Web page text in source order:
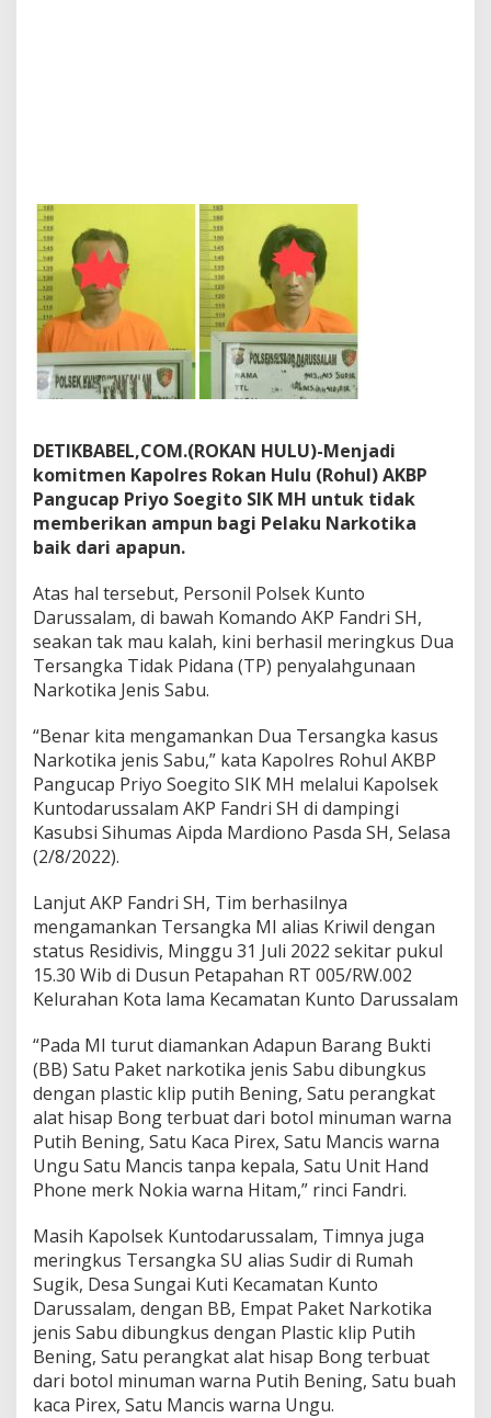
o
d
a
r
u
s
s
a
i
k
a
t
D
T
e
r
s
a
a
K
a
s
u
s
r
k
o
t
i
k
DETIKBABEL,COM.(ROKAN HULU)-Menjadi
komitmen Kapolres Rokan Hulu (Rohul) AKBP
Pangucap Priyo Soegito SIK MH untuk tidak
memberikan ampun bagi Pelaku Narkotika
baik dari apapun.
Atas hal tersebut, Personil Polsek Kunto
Darussalam, di bawah Komando AKP Fandri SH,
seakan tak mau kalah, kini berhasil meringkus Dua
Tersangka Tidak Pidana (TP) penyalahgunaan
Narkotika Jenis Sabu.
“Benar kita mengamankan Dua Tersangka kasus
Narkotika jenis Sabu,” kata Kapolres Rohul AKBP
Pangucap Priyo Soegito SIK MH melalui Kapolsek
Kuntodarussalam AKP Fandri SH di dampingi
Kasubsi Sihumas Aipda Mardiono Pasda SH, Selasa
(2/8/2022).
Lanjut AKP Fandri SH, Tim berhasilnya
mengamankan Tersangka MI alias Kriwil dengan
status Residivis, Minggu 31 Juli 2022 sekitar pukul
15.30 Wib di Dusun Petapahan RT 005/RW.002
Kelurahan Kota lama Kecamatan Kunto Darussalam
“Pada MI turut diamankan Adapun Barang Bukti
(BB) Satu Paket narkotika jenis Sabu dibungkus
dengan plastic klip putih Bening, Satu perangkat
alat hisap Bong terbuat dari botol minuman warna
Putih Bening, Satu Kaca Pirex, Satu Mancis warna
Ungu Satu Mancis tanpa kepala, Satu Unit Hand
Phone merk Nokia warna Hitam,” rinci Fandri.
Masih Kapolsek Kuntodarussalam, Timnya juga
meringkus Tersangka SU alias Sudir di Rumah
Sugik, Desa Sungai Kuti Kecamatan Kunto
Darussalam, dengan BB, Empat Paket Narkotika
jenis Sabu dibungkus dengan Plastic klip Putih
Bening, Satu perangkat alat hisap Bong terbuat
dari botol minuman warna Putih Bening, Satu buah
kaca Pirex, Satu Mancis warna Ungu.